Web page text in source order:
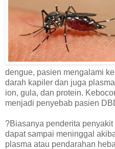
dengue, pasien mengalami
darah kapiler dan juga
ion, gula, dan protein.
menjadi penyebab pasien
?Biasanya penderita
dapat sampai meninggal
plasma atau pendarahan